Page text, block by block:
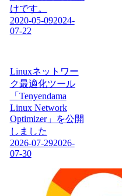
けです。
2020-05-092024-
07-22
Linuxネットワー
ク最適化ツール
「Tenyendama
Linux Network
Optimizer」を公開
しました
2026-07-292026-
07-30